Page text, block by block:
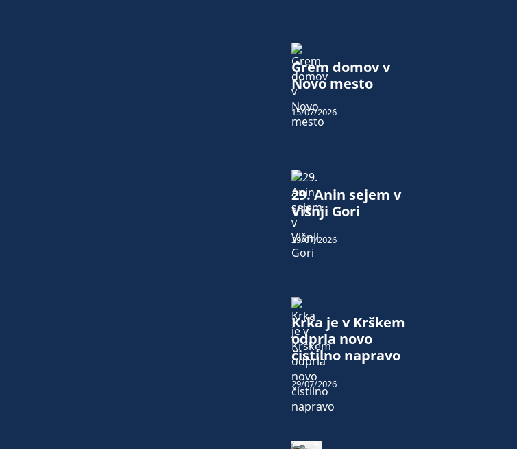
Grem domov v
Novo mesto
15/07/2026
29. Anin sejem v
Višnji Gori
29/07/2026
Krka je v Krškem
odprla novo
čistilno napravo
29/07/2026